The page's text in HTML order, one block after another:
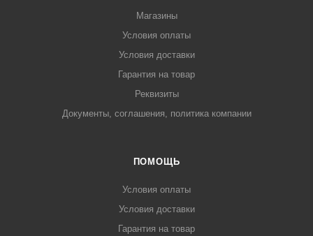
Магазины
Условия оплаты
Условия доставки
Гарантия на товар
Реквизиты
Документы, соглашения, политика компании
ПОМОЩЬ
Условия оплаты
Условия доставки
Гарантия на товар